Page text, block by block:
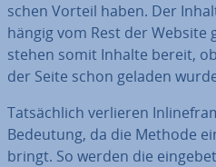
schen Vorteil haben. Der
hän­gig vom Rest der Website
stehen somit Inhalte bereit,
der Seite schon geladen
Tat­säch­lich verlieren
Bedeutung, da die Methode
bringt. So werden die